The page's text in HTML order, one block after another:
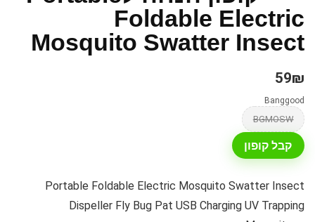
Foldable Electric
Mosquito Swatter Insect
59₪
Banggood
BGMOSW
קבל קופון
Portable Foldable Electric Mosquito Swatter Insect
Dispeller Fly Bug Pat USB Charging UV Trapping